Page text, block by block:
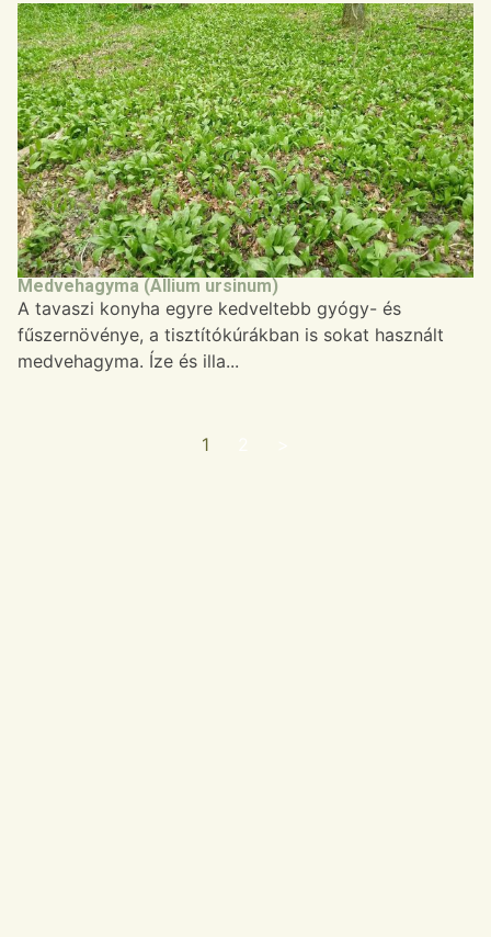
Medvehagyma (Allium ursinum)
A tavaszi konyha egyre kedveltebb gyógy- és
fűszernövénye, a tisztítókúrákban is sokat használt
medvehagyma. Íze és illa...
1